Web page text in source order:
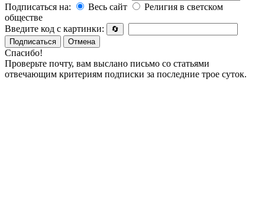
Подписаться на:
Весь сайт
Религия в светском
обществе
Введите код с картинки:
🔄
Подписаться
Отмена
Спасибо!
Проверьте почту, вам выслано письмо со статьями
отвечающим критериям подписки за последние трое суток.